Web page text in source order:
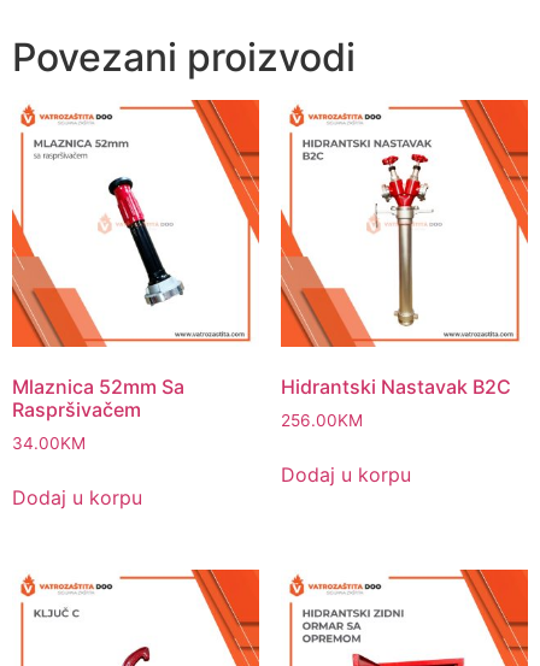
Povezani proizvodi
Mlaznica 52mm Sa
Raspršivačem
34.00KM
Dodaj u korpu
Hidrantski Nastavak B2C
256.00KM
Dodaj u korpu